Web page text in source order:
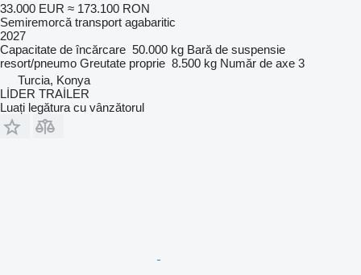
33.000 EUR ≈ 173.100 RON
Semiremorcă transport agabaritic
2027
Capacitate de încărcare 50.000 kg Bară de suspensie
resort/pneumo Greutate proprie 8.500 kg Număr de axe 3
Turcia, Konya
LİDER TRAİLER
Luați legătura cu vânzătorul